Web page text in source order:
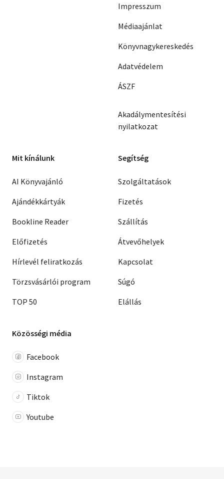
Impresszum
Médiaajánlat
Könyvnagykereskedés
Adatvédelem
ÁSZF
Akadálymentesítési
nyilatkozat
Mit kínálunk
AI Könyvajánló
Ajándékkártyák
Bookline Reader
Előfizetés
Hírlevél feliratkozás
Törzsvásárlói program
TOP 50
Segítség
Szolgáltatások
Fizetés
Szállítás
Átvevőhelyek
Kapcsolat
Súgó
Elállás
Közösségi média
Facebook
Instagram
Tiktok
Youtube